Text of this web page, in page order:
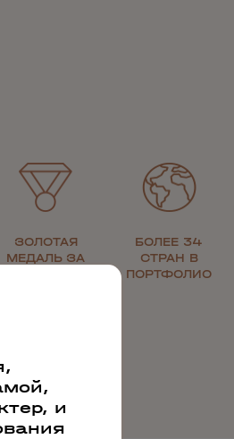
ЗОЛОТАЯ
МЕДАЛЬ ЗА
БОЛЕЕ 34
СТРАН В
ПОРТФОЛИО
и